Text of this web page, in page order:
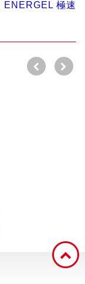
ENERGEL 極速